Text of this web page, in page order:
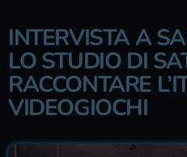
INTERVISTA A
LO STUDIO DI
RACCONTARE
VIDEOGIOCHI